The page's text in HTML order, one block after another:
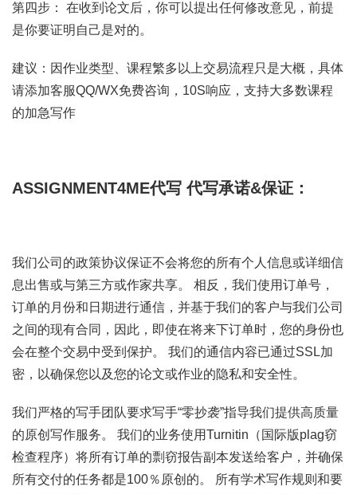
第四步： 在收到论文后，你可以提出任何修改意见，前提
是你要证明自己是对的。
建议：因作业类型、课程繁多以上交易流程只是大概，具体
请添加客服QQ/WX免费咨询，10S响应，支持大多数课程
的加急写作
ASSIGNMENT4ME代写代写承诺&保证：
我们公司的政策协议保证不会将您的所有个人信息或详细信
息出售或与第三方或作家共享。 相反，我们使用订单号，
订单的月份和日期进行通信，并基于我们的客户与我们公司
之间的现有合同，因此，即使在将来下订单时，您的身份也
会在整个交易中受到保护。 我们的通信内容已通过SSL加
密，以确保您以及您的论文或作业的隐私和安全性。
我们严格的写手团队要求写手“零抄袭”指导我们提供高质量
的原创写作服务。 我们的业务使用Turnitin（国际版plag窃
检查程序）将所有订单的剽窃报告副本发送给客户，并确保
所有交付的任务都是100％原创的。 所有学术写作规则和要